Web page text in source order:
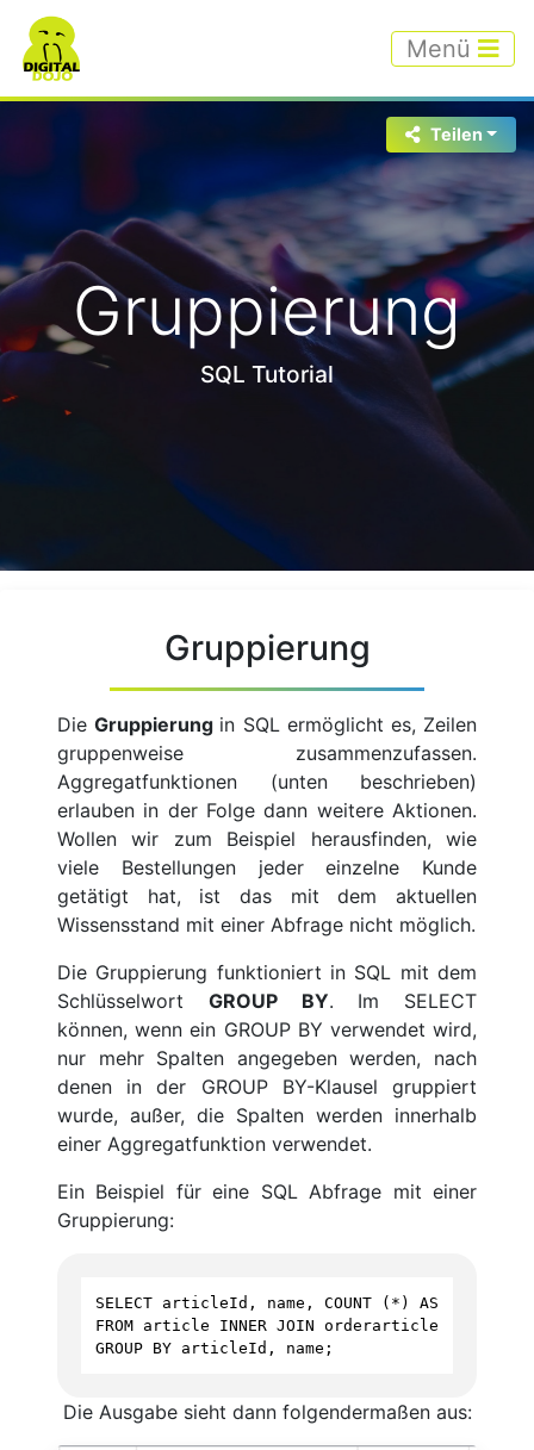
Menü
Teilen
Gruppierung
SQL Tutorial
Gruppierung
DieGruppierung in SQL ermöglicht es, Zeilen
gruppenweise zusammenzufassen.
Aggregatfunktionen (unten beschrieben)
erlauben in der Folge dann weitere Aktionen.
Wollen wir zum Beispiel herausfinden, wie
viele Bestellungen jeder einzelne Kunde
getätigt hat, ist das mit dem aktuellen
Wissensstand mit einer Abfrage nicht möglich.
Die Gruppierung funktioniert in SQL mit dem
Schlüsselwort GROUP BY. Im SELECT
können, wenn ein GROUP BY verwendet wird,
nur mehr Spalten angegeben werden, nach
denen in der GROUP BY-Klausel gruppiert
wurde, außer, die Spalten werden innerhalb
einer Aggregatfunktion verwendet.
Ein Beispiel für eine SQL Abfrage mit einer
Gruppierung:
SELECT articleId , name , COUNT ( * ) AS
FROM article INNER JOIN orderarticle
GROUP BY articleId , name ;
Die Ausgabe sieht dann folgendermaßen aus: